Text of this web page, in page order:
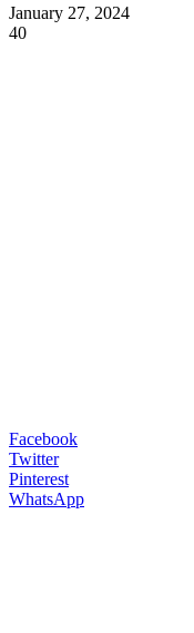
January 27, 2024
40
Facebook
Twitter
Pinterest
WhatsApp